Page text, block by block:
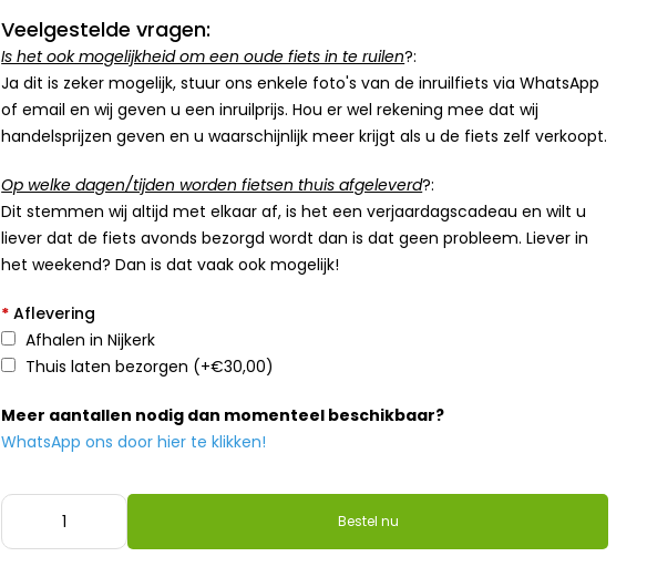
Veelgestelde vragen:
Is het ook mogelijkheid om een oude fiets in te ruilen?:
Ja dit is zeker mogelijk, stuur ons enkele foto's van de inruilfiets via WhatsApp
of email en wij geven u een inruilprijs. Hou er wel rekening mee dat wij
handelsprijzen geven en u waarschijnlijk meer krijgt als u de fiets zelf verkoopt.
Op welke dagen/tijden worden fietsen thuis afgeleverd?:
Dit stemmen wij altijd met elkaar af, is het een verjaardagscadeau en wilt u
liever dat de fiets avonds bezorgd wordt dan is dat geen probleem. Liever in
het weekend? Dan is dat vaak ook mogelijk!
* Aflevering
Afhalen in Nijkerk
Thuis laten bezorgen (+€30,00)
Meer aantallen nodig dan momenteel beschikbaar?
WhatsApp ons door hier te klikken!
Bestel nu